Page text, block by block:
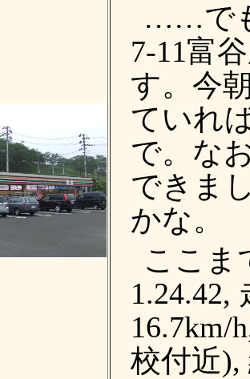
……で
7-11富
す。今
ていれ
で。な
できま
かな。
ここ
1.24.42,
16.7km/
校付近),